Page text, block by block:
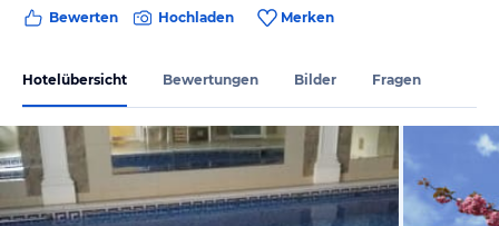
Bewerten Hochladen Merken
Hotelübersicht Bewertungen Bilder Fragen